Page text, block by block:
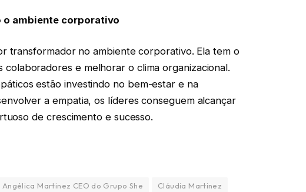
ambiente corporativo
transformador no ambiente corporativo. Ela tem o
e melhorar o clima organizacional.
estão investindo no bem-estar e na
a empatia, os líderes conseguem alcançar
de crescimento e sucesso.
Angélica Martinez CEO do Grupo She
Cláudia Martinez